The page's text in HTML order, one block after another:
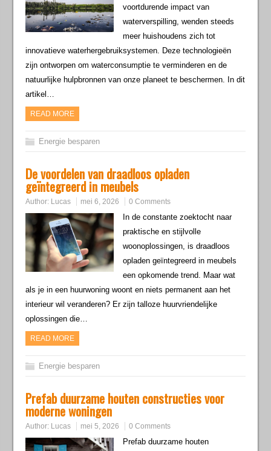
voortdurende impact van
waterverspilling, wenden steeds
meer huishoudens zich tot
innovatieve waterhergebruiksystemen. Deze technologieën
zijn ontworpen om waterconsumptie te verminderen en de
natuurlijke hulpbronnen van onze planeet te beschermen. In dit
artikel…
READ MORE
Energie besparen
De voordelen van draadloos opladen
geïntegreerd in meubels
Author: Lucas mei 6, 2026 0 Comments
In de constante zoektocht naar
praktische en stijlvolle
woonoplossingen, is draadloos
opladen geïntegreerd in meubels
een opkomende trend. Maar wat
als je in een huurwoning woont en niets permanent aan het
interieur wil veranderen? Er zijn talloze huurvriendelijke
oplossingen die…
READ MORE
Energie besparen
Prefab duurzame houten constructies voor
moderne woningen
Author: Lucas mei 5, 2026 0 Comments
Prefab duurzame houten